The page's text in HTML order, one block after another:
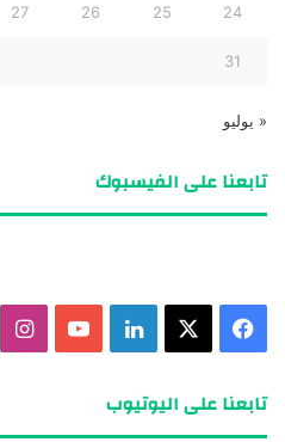
24
25
26
27
31
« يوليو
تابعنا على الفيسبوك
تابعنا على اليوتيوب